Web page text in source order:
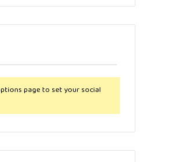
page to set your social